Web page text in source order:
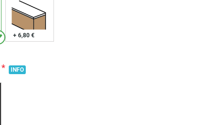
+ 6,80 €
* INFO